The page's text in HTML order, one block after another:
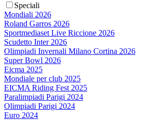
Speciali
Mondiali 2026
Roland Garros 2026
Sportmediaset Live Riccione 2026
Scudetto Inter 2026
Olimpiadi Invernali Milano Cortina 2026
Super Bowl 2026
Eicma 2025
Mondiale per club 2025
EICMA Riding Fest 2025
Paralimpiadi Parigi 2024
Olimpiadi Parigi 2024
Euro 2024